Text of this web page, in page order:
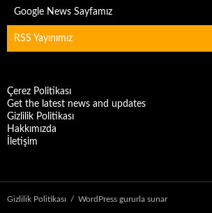
Google News Sayfamız
RSS Yayınımız
Çerez Politikası
Get the latest news and updates
Gizlilik Politikası
Hakkımızda
İletişim
Gizlilik Politikası WordPress gururla sunar